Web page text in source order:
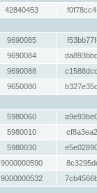
42840453
9690085
9690084
9690088
9650080
5980060
5980010
5980030
9000000590
9000000532